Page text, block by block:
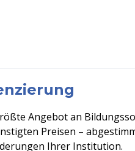
Angebotan
Preisen –
ungen IhrerInstitution.